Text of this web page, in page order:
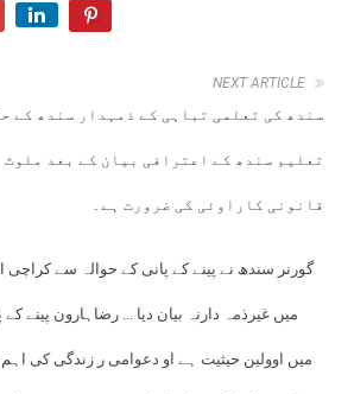
NEXT ARTICLE
سندھ کی تعلمی تباہی کے ذمہدار سندھ کے
تعلیم سندھ کے اعترافی بیان کے بعد ملوث
قانونی کاراوئی کی ضرورت ہے۔
گورنر سندھ نے پینے کے پانی کے حوالہ سے کراچی
میں غیرذمہ دارنہ بیان دیا ... رضاہارون پینے
میں اوولین حیثیت ہے او دعوامی ر زندگی کی